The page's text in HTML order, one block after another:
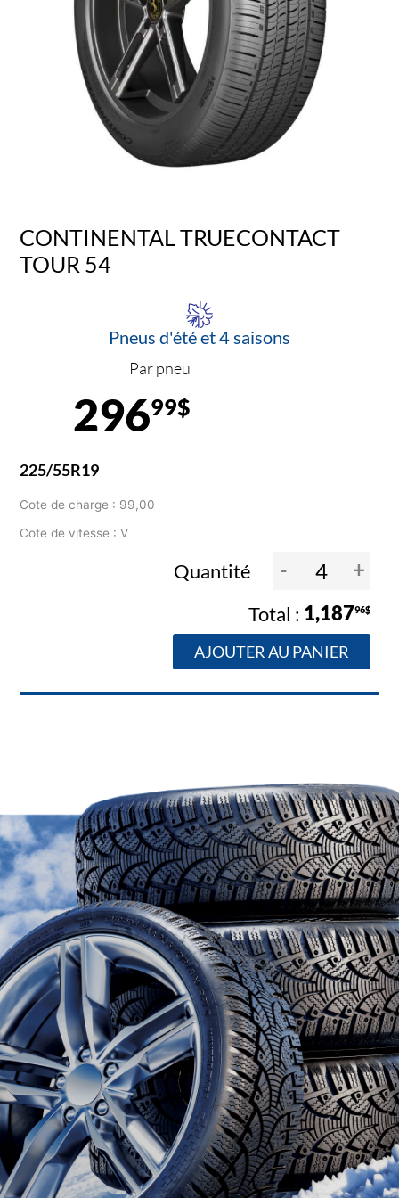
CONTINENTAL TRUECONTACT
TOUR 54
Pneus d'été et 4 saisons
Par pneu
29699$
225/55R19
Cote de charge : 99,00
Cote de vitesse : V
Quantité - +
1,18796$
AJOUTER AU PANIER